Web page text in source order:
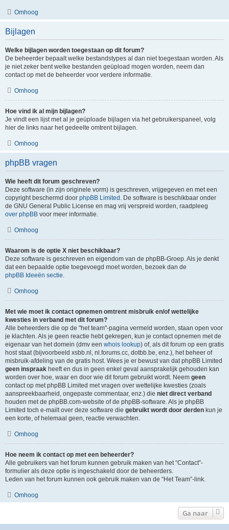
Omhoog
Bijlagen
Welke bijlagen worden toegestaan op dit forum?
De beheerder bepaalt welke bestandstypes al dan niet toegestaan worden. Als
je niet zeker bent welke bestanden geüpload mogen worden, neem dan
contact op met de beheerder voor verdere informatie.
Omhoog
Hoe vind ik al mijn bijlagen?
Je vindt een lijst met al je geüploade bijlagen via het gebruikerspaneel, volg
hier de links naar het gedeelte omtrent bijlagen.
Omhoog
phpBB vragen
Wie heeft dit forum geschreven?
Deze software (in zijn originele vorm) is geschreven, vrijgegeven en met een
copyright beschermd door phpBB Limited . De software is beschikbaar onder
de GNU General Public License en mag vrij verspreid worden, raadpleeg
over phpBB voor meer informatie.
Omhoog
Waarom is de optie X niet beschikbaar?
Deze software is geschreven en eigendom van de phpBB-Groep. Als je denkt
dat een bepaalde optie toegevoegd moet worden, bezoek dan de
phpBB Ideeën sectie.
Omhoog
Met wie moet ik contact opnemen omtrent misbruik en/of wettelijke
kwesties in verband met dit forum?
Alle beheerders die op de "het team"-pagina vermeld worden, staan open voor
je klachten. Als je geen reactie hebt gekregen, kun je contact opnemen met de
eigenaar van het domein (dmv een whois lookup) of, als dit forum op een gratis
host staat (bijvoorbeeld xsbb.nl, nl.forums.cc, dotbb.be, enz.), het beheer of
misbruik-afdeling van de gratis host. Wees je er bewust van dat phpBB Limited
geen inspraak heeft en dus in geen enkel geval aansprakelijk gehouden kan
worden over hoe, waar en door wie dit forum gebruikt wordt. Neem geen
contact op met phpBB Limited met vragen over wettelijke kwesties (zoals
aanspreekbaarheid, ongepaste commentaar, enz.) die niet direct verband
houden met de phpBB.com-website of de phpBB-software. Als je phpBB
Limited toch e-mailt over deze software die gebruikt wordt door derden kun je
een korte, of helemaal geen, reactie verwachten.
Omhoog
Hoe neem ik contact op met een beheerder?
Alle gebruikers van het forum kunnen gebruik maken van het “Contact”-
formulier als deze optie is ingeschakeld door de beheerders.
Leden van het forum kunnen ook gebruik maken van de “Het Team”-link.
Omhoog
Ga naar